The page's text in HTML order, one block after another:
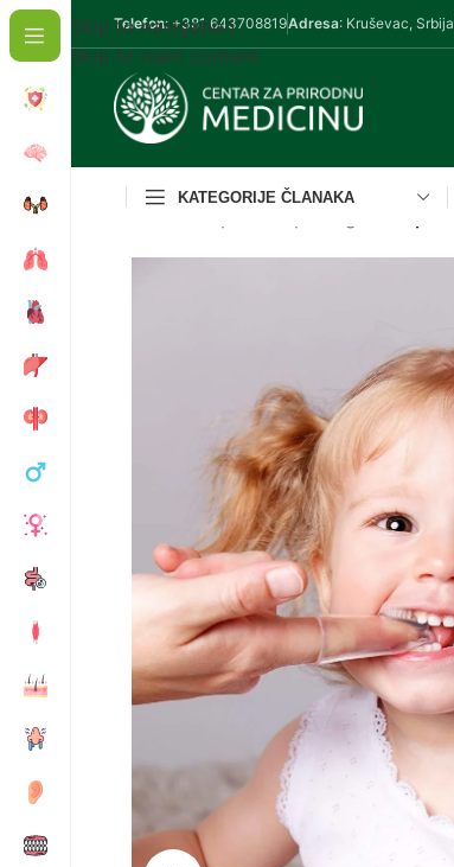
Skip to navigation
Skip to main content
Telefon: +381 643708819Adresa: Kruševac, Srbija
KATEGORIJE ČLANAKA